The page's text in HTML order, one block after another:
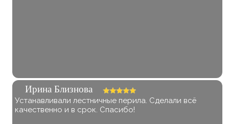
Ирина Близнова
Устанавливали лестничные перила. Сделали всё
качественно и в срок. Спасибо!